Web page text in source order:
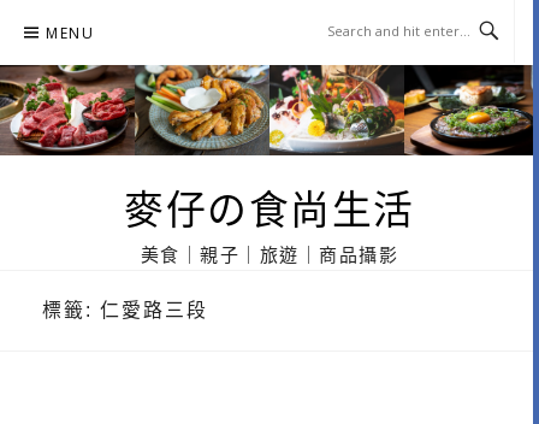
content
MENU
麥仔の食尚生活
美食｜親子｜旅遊｜商品攝影
標籤: 仁愛路三段